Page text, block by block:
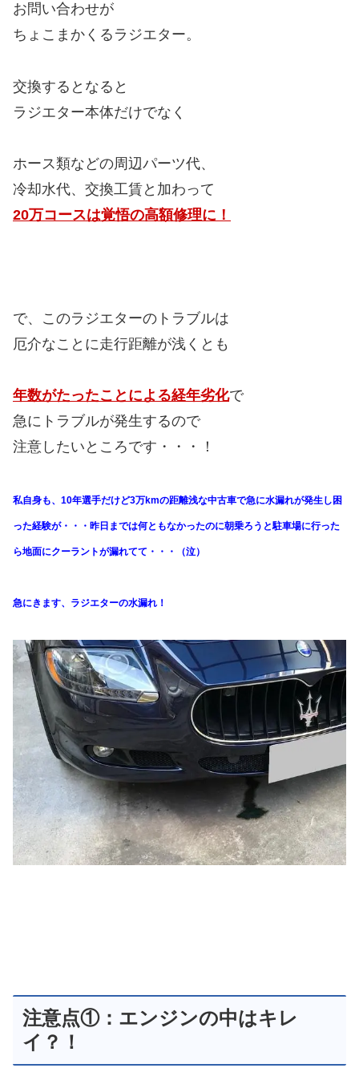
お問い合わせが
ちょこまかくるラジエター。
交換するとなると
ラジエター本体だけでなく
ホース類などの周辺パーツ代、
冷却水代、交換工賃と加わって
20万コースは覚悟の高額修理に！
で、このラジエターのトラブルは
厄介なことに走行距離が浅くとも
年数がたったことによる経年劣化で
急にトラブルが発生するので
注意したいところです・・・！
私自身も、10年選手だけど3万kmの距離浅な中古車で急に水漏れが発生し困
った経験が・・・昨日までは何ともなかったのに朝乗ろうと駐車場に行った
ら地面にクーラントが漏れてて・・・（泣）
急にきます、ラジエターの水漏れ！
注意点①：エンジンの中はキレ
イ？！